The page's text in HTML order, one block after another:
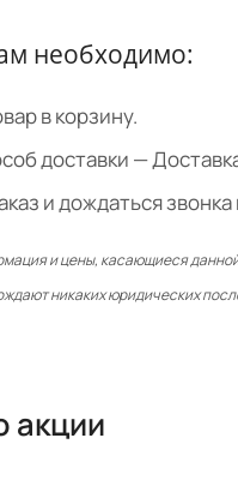
необходимо:
в корзину.
доставки —
и дождаться
и цены, касающиеся
никаких юридических
акции